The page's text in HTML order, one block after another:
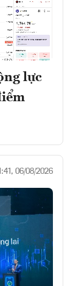
lực
06/08/2026